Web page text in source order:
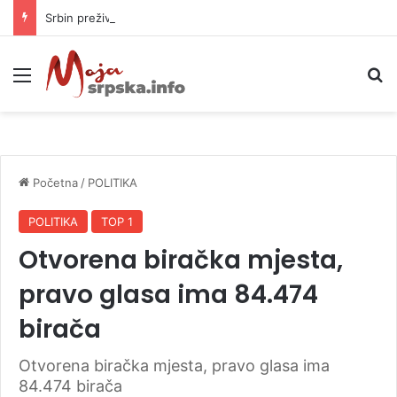
Meni
Početna / POLITIKA
POLITIKA TOP 1
Otvorena biračka mjesta,
pravo glasa ima 84.474
birača
Otvorena biračka mjesta, pravo glasa ima
84.474 birača